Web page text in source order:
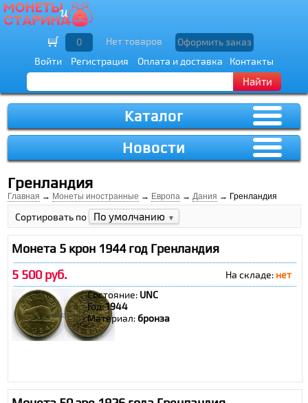
Войти Регистрация Оплата и доставка Контакты
Найти
0 Нет товаров Оформить заказ
Каталог
Новости
Гренландия
Главная → Монеты иностранные → Европа →Дания → Гренландия
Сортировать по По умолчанию ▼
Монета 5 крон 1944 год Гренландия
5 500 руб.
На складе: нет
Состояние: UNC
Год:1944
Материал: бронза